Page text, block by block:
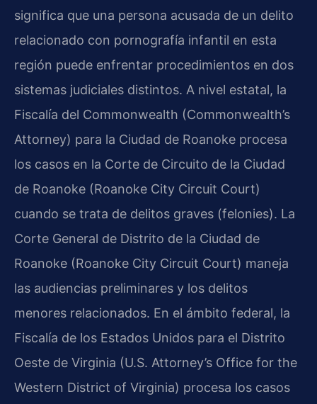
significa que una persona acusada de un delito
relacionado con pornografía infantil en esta
región puede enfrentar procedimientos en dos
sistemas judiciales distintos. A nivel estatal, la
Fiscalía del Commonwealth (Commonwealth’s
Attorney) para la Ciudad de Roanoke procesa
los casos en la Corte de Circuito de la Ciudad
de Roanoke (Roanoke City Circuit Court)
cuando se trata de delitos graves (felonies). La
Corte General de Distrito de la Ciudad de
Roanoke (Roanoke City Circuit Court) maneja
las audiencias preliminares y los delitos
menores relacionados. En el ámbito federal, la
Fiscalía de los Estados Unidos para el Distrito
Oeste de Virginia (U.S. Attorney’s Office for the
Western District of Virginia) procesa los casos